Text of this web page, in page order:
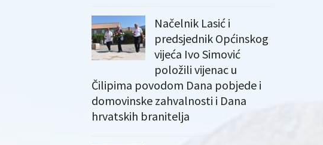
Načelnik Lasić i
predsjednik Općinskog
vijeća Ivo Simović
položili vijenac u
Čilipima povodom Dana pobjede i
domovinske zahvalnosti i Dana
hrvatskih branitelja